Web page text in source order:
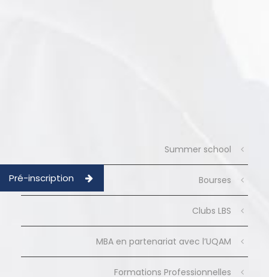
Summer school
Bourses
Clubs LBS
MBA en partenariat avec l’UQAM
Formations Professionnelles
Pré-inscription